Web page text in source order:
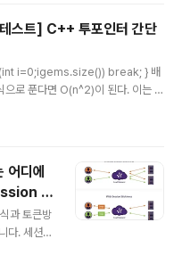
스트] C++ 투포인터 간단
i=0;igems.size()) break; } 배
으로 푼다면 O(n^2)이 된다. 이는 정
드 #include #include #include #
return a.first=gems.size
어디에
C
과 토큰방
다. 세션
했습니